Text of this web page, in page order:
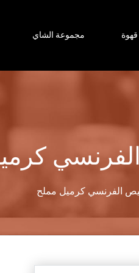
مجموعة الشاي
الفرنسي كرميل مملح